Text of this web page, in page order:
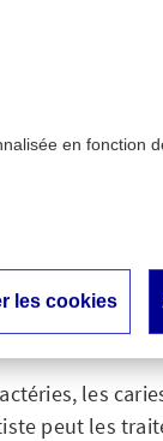
les
peut les
en fonction
les cookies